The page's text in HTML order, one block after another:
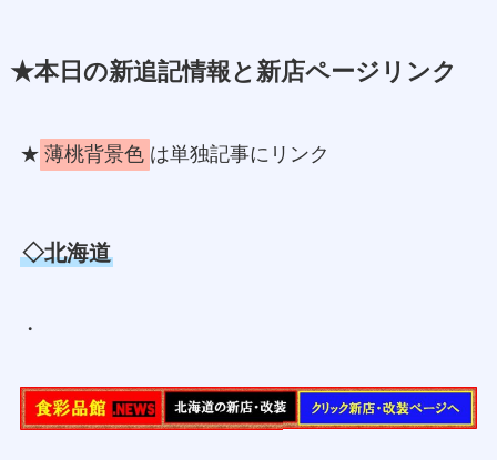
★ 薄桃背景色 は単独記事にリンク